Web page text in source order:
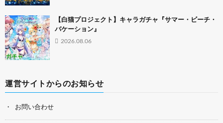
【白猫プロジェクト】キャラガチャ『サマー・ビーチ・
バケーション』
2026.08.06
運営サイトからのお知らせ
お問い合わせ